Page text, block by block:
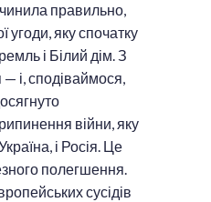
правильно,
угоди, яку спочатку
і Білий дім. З
і, сподіваймося,
війни, яку
і Росія. Це
полегшення.
сусідів